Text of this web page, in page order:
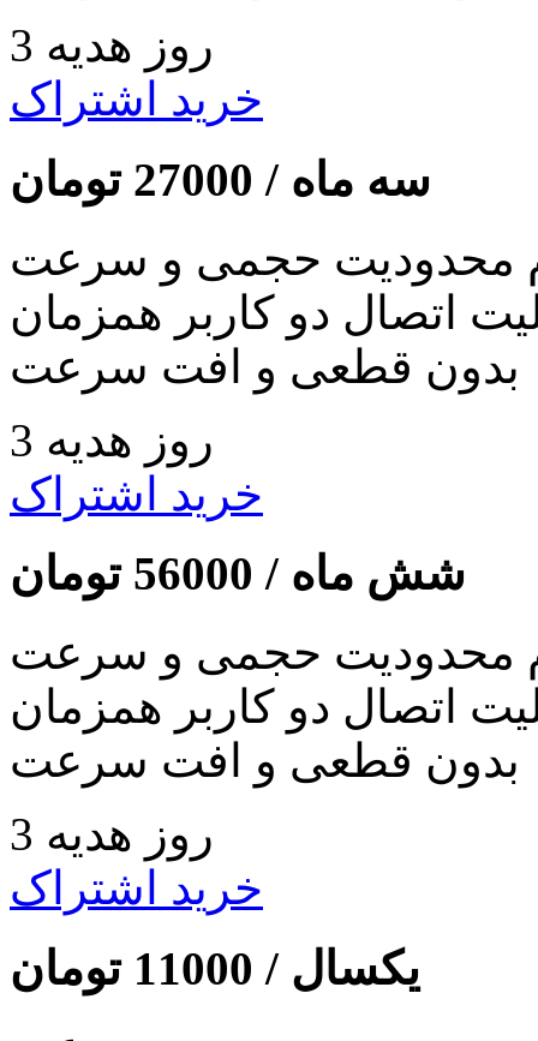
3 روز هدیه
خرید اشتراک
سه ماه / 27000 تومان
محدودیت حجمی و سرعت
اتصال دو کاربر همزمان
بدون قطعی و افت سرعت
3 روز هدیه
خرید اشتراک
شش ماه / 56000 تومان
محدودیت حجمی و سرعت
اتصال دو کاربر همزمان
بدون قطعی و افت سرعت
3 روز هدیه
خرید اشتراک
یکسال / 11000 تومان